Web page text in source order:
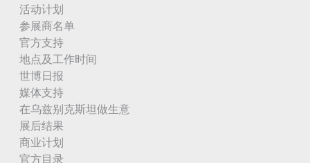
活动计划
参展商名单
官方支持
地点及工作时间
世博日报
媒体支持
在乌兹别克斯坦做生意
展后结果
商业计划
官方目录